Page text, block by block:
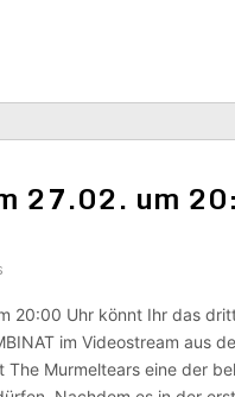
27.02. um
20:00 Uhr könnt Ihr das
im Videostream aus
The Murmeltears eine der